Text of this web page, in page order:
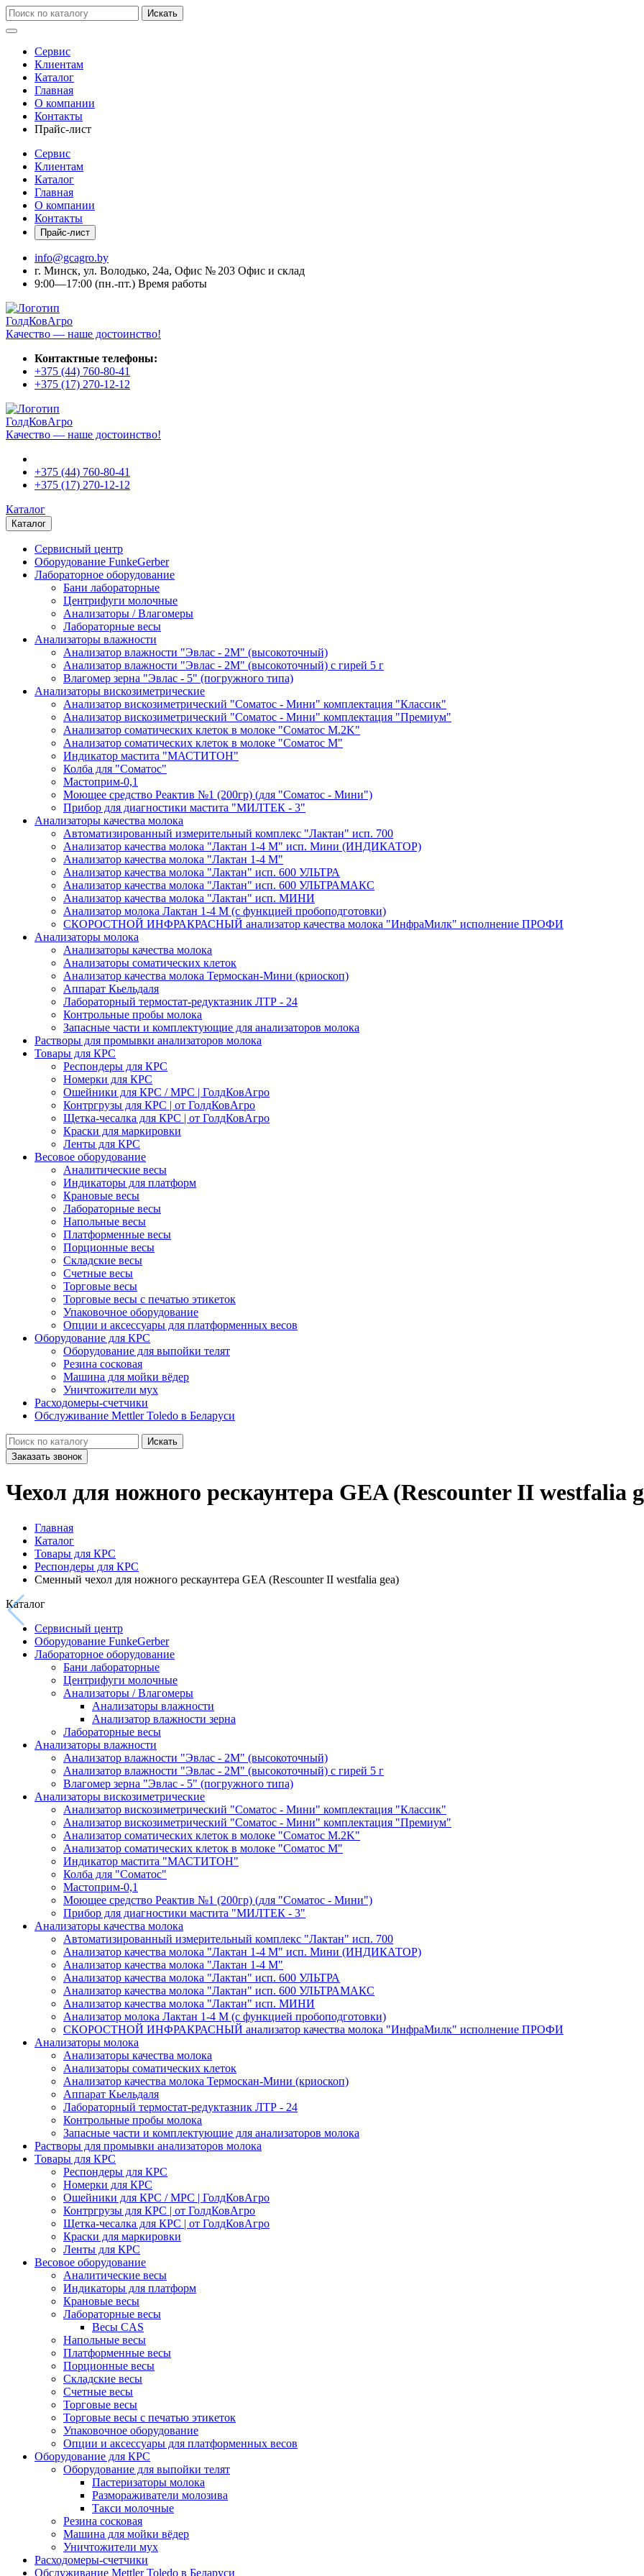
Искать
Сервис
Клиентам
Каталог
Главная
О компании
Контакты
Прайс-лист
Сервис
Клиентам
Каталог
Главная
О компании
Контакты
Прайс-лист
info@gcagro.by
г. Минск, ул. Володько, 24а, Офис № 203 Офис и склад
9:00—17:00 (пн.-пт.) Время работы
ГолдКовАгро
Качество — наше достоинство!
Контактные телефоны:
+375 (44) 760-80-41
+375 (17) 270-12-12
ГолдКовАгро
Качество — наше достоинство!
+375 (44) 760-80-41
+375 (17) 270-12-12
Каталог
Каталог
Сервисный центр
Оборудование FunkeGerber
Лабораторное оборудование
Бани лабораторные
Центрифуги молочные
Анализаторы / Влагомеры
Лабораторные весы
Анализаторы влажности
Анализатор влажности "Эвлас - 2М" (высокоточный)
Анализатор влажности "Эвлас - 2М" (высокоточный) с гирей 5 г
Влагомер зерна "Эвлас - 5" (погружного типа)
Анализаторы вискозиметрические
Анализатор вискозиметрический "Соматос - Мини" комплектация "Классик"
Анализатор вискозиметрический "Соматос - Мини" комплектация "Премиум"
Анализатор соматических клеток в молоке "Соматос М.2K"
Анализатор соматических клеток в молоке "Соматос М"
Индикатор мастита "МАСТИТОН"
Колба для "Соматос"
Мастоприм-0,1
Моющее средство Реактив №1 (200гр) (для "Соматос - Мини")
Прибор для диагностики мастита "МИЛТЕК - 3"
Анализаторы качества молока
Автоматизированный измерительный комплекс "Лактан" исп. 700
Анализатор качества молока "Лактан 1-4 М" исп. Мини (ИНДИКАТОР)
Анализатор качества молока "Лактан 1-4 M"
Анализатор качества молока "Лактан" исп. 600 УЛЬТРА
Анализатор качества молока "Лактан" исп. 600 УЛЬТРАМАКС
Анализатор качества молока "Лактан" исп. МИНИ
Анализатор молока Лактан 1-4 М (с функцией пробоподготовки)
СКОРОСТНОЙ ИНФРАКРАСНЫЙ анализатор качества молока "ИнфраМилк" исполнение ПРОФИ
Анализаторы молока
Анализаторы качества молока
Анализаторы соматических клеток
Анализатор качества молока Термоскан-Мини (криоскоп)
Аппарат Кьельдаля
Лабораторный термостат-редуктазник ЛТР - 24
Контрольные пробы молока
Запасные части и комплектующие для анализаторов молока
Растворы для промывки анализаторов молока
Товары для КРС
Респондеры для КРС
Номерки для КРС
Ошейники для КРС / МРС | ГолдКовАгро
Контргрузы для КРС | от ГолдКовАгро
Щетка-чесалка для КРС | от ГолдКовАгро
Краски для маркировки
Ленты для КРС
Весовое оборудование
Аналитические весы
Индикаторы для платформ
Крановые весы
Лабораторные весы
Напольные весы
Платформенные весы
Порционные весы
Складские весы
Счетные весы
Торговые весы
Торговые весы с печатью этикеток
Упаковочное оборудование
Опции и аксессуары для платформенных весов
Оборудование для КРС
Оборудование для выпойки телят
Резина сосковая
Машина для мойки вёдер
Уничтожители мух
Расходомеры-счетчики
Обслуживание Mettler Toledo в Беларуси
Искать
Заказать звонок
Чехол для ножного рескаунтера GEA (Rescounter II westfalia
Главная
Каталог
Товары для КРС
Респондеры для КРС
Сменный чехол для ножного рескаунтера GEA (Rescounter II westfalia gea)
Каталог
Сервисный центр
Оборудование FunkeGerber
Лабораторное оборудование
Бани лабораторные
Центрифуги молочные
Анализаторы / Влагомеры
Анализаторы влажности
Анализатор влажности зерна
Лабораторные весы
Анализаторы влажности
Анализатор влажности "Эвлас - 2М" (высокоточный)
Анализатор влажности "Эвлас - 2М" (высокоточный) с гирей 5 г
Влагомер зерна "Эвлас - 5" (погружного типа)
Анализаторы вискозиметрические
Анализатор вискозиметрический "Соматос - Мини" комплектация "Классик"
Анализатор вискозиметрический "Соматос - Мини" комплектация "Премиум"
Анализатор соматических клеток в молоке "Соматос М.2K"
Анализатор соматических клеток в молоке "Соматос М"
Индикатор мастита "МАСТИТОН"
Колба для "Соматос"
Мастоприм-0,1
Моющее средство Реактив №1 (200гр) (для "Соматос - Мини")
Прибор для диагностики мастита "МИЛТЕК - 3"
Анализаторы качества молока
Автоматизированный измерительный комплекс "Лактан" исп. 700
Анализатор качества молока "Лактан 1-4 М" исп. Мини (ИНДИКАТОР)
Анализатор качества молока "Лактан 1-4 M"
Анализатор качества молока "Лактан" исп. 600 УЛЬТРА
Анализатор качества молока "Лактан" исп. 600 УЛЬТРАМАКС
Анализатор качества молока "Лактан" исп. МИНИ
Анализатор молока Лактан 1-4 М (с функцией пробоподготовки)
СКОРОСТНОЙ ИНФРАКРАСНЫЙ анализатор качества молока "ИнфраМилк" исполнение ПРОФИ
Анализаторы молока
Анализаторы качества молока
Анализаторы соматических клеток
Анализатор качества молока Термоскан-Мини (криоскоп)
Аппарат Кьельдаля
Лабораторный термостат-редуктазник ЛТР - 24
Контрольные пробы молока
Запасные части и комплектующие для анализаторов молока
Растворы для промывки анализаторов молока
Товары для КРС
Респондеры для КРС
Номерки для КРС
Ошейники для КРС / МРС | ГолдКовАгро
Контргрузы для КРС | от ГолдКовАгро
Щетка-чесалка для КРС | от ГолдКовАгро
Краски для маркировки
Ленты для КРС
Весовое оборудование
Аналитические весы
Индикаторы для платформ
Крановые весы
Лабораторные весы
Весы CAS
Напольные весы
Платформенные весы
Порционные весы
Складские весы
Счетные весы
Торговые весы
Торговые весы с печатью этикеток
Упаковочное оборудование
Опции и аксессуары для платформенных весов
Оборудование для КРС
Оборудование для выпойки телят
Пастеризаторы молока
Размораживатели молозива
Такси молочные
Резина сосковая
Машина для мойки вёдер
Уничтожители мух
Расходомеры-счетчики
Обслуживание Mettler Toledo в Беларуси